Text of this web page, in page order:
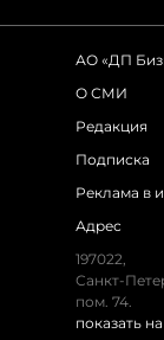
АО «ДП
О СМИ
Редакция
Подписка
Реклама в
Адрес
197022,
Санкт-
пом. 74.
показать